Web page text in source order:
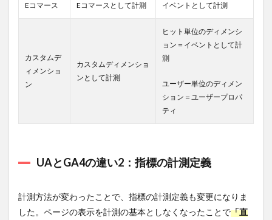
る
クス
4（GA4）
の設定方
手順1.
から
アシ
スタ
ント
Eコマース Eコマースとして計測 イベントとして計測
カスタムデ
ィメンショ
ン
カスタムディメンショ
ンとして計測
ヒット単位のディメンシ
ョン＝イベントとして計
測
ユーザー単位のディメン
ション＝ユーザープロパ
ティ
UAとGA4の違い2：指標の計測定義
計測方法が変わったことで、指標の計測定義も変更になりま
した。ページの表示を計測の基本としなくなったことで「直